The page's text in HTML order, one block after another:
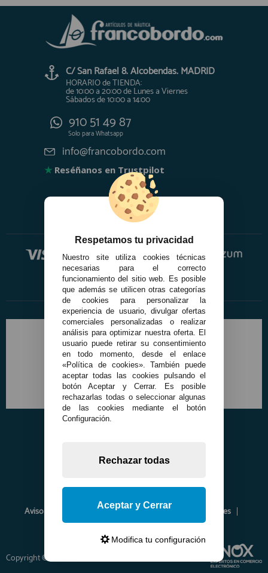
C/ San Rafael 8. Alcobendas. MADRID
HORARIO de TIENDA:
de 10:00 a 20:00 de Lunes a Viernes
Sábados de 10:00 a 14:00
910 51 49 87
Solo paraWhatsapp
info@francobordo.com
★ Reséñanos en Trustpilot
Aviso Legal Política de Privacidad
Política de Cookies
Envíos y Devoluciones
Opiniones
Copyright © 2026 www.francobordo.com
Respetamos tu privacidad
Nuestro site utiliza cookies técnicas
necesarias para el correcto
funcionamiento del sitio web. Es posible
que además se utilicen otras categorías
de cookies para personalizar la
experiencia de usuario, divulgar ofertas
comerciales personalizadas o realizar
análisis para optimizar nuestra oferta. El
usuario puede retirar su consentimiento
en todo momento, desde el enlace
«Política de cookies». También puede
aceptar todas las cookies pulsando el
botón Aceptar y Cerrar. Es posible
rechazarlas todas o seleccionar algunas
de las cookies mediante el botón
Configuración.
Rechazar todas
Aceptar y Cerrar
Modifica tu configuración